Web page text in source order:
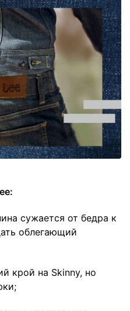
сужается от бедра к
облегающий
крой на Skinny, но